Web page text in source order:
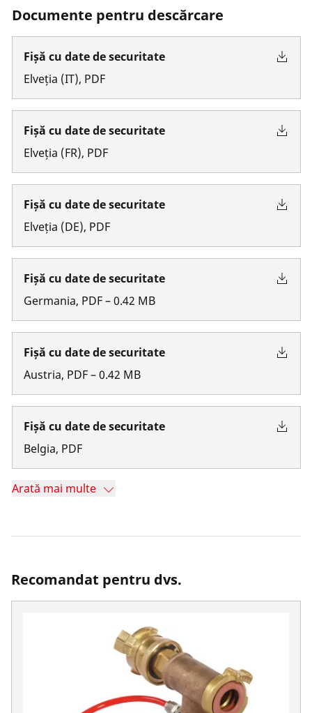
Documente pentru descărcare
Fișă cu date de securitate
Elveția (IT), PDF
Fișă cu date de securitate
Elveția (FR), PDF
Fișă cu date de securitate
Elveția (DE), PDF
Fișă cu date de securitate
Germania, PDF–0.42 MB
Fișă cu date de securitate
Austria, PDF–0.42 MB
Fișă cu date de securitate
Belgia, PDF
Arată mai multe
Recomandat pentru dvs.